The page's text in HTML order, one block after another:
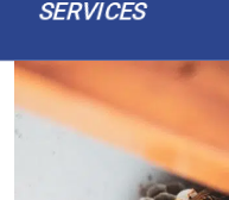
SERVICES